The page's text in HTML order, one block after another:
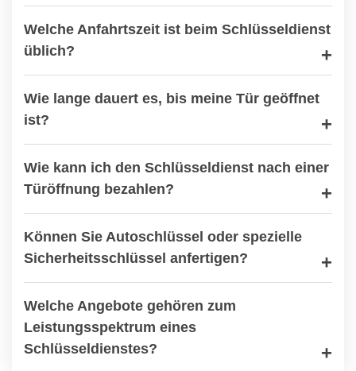
Welche Anfahrtszeit ist beim Schlüsseldienst
üblich?
Wie lange dauert es, bis meine Tür geöffnet
ist?
Wie kann ich den Schlüsseldienst nach einer
Türöffnung bezahlen?
Können Sie Autoschlüssel oder spezielle
Sicherheitsschlüssel anfertigen?
Welche Angebote gehören zum
Leistungsspektrum eines
Schlüsseldienstes?